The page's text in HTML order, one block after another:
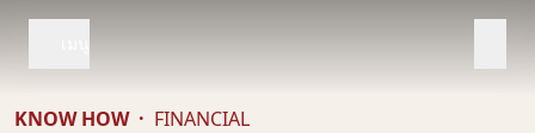
KNOW HOW · FINANCIAL